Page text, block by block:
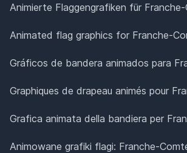
Animierte Flaggengrafiken für
Animated flag graphics for Franche-
Gráficos de bandera animados para
Graphiques de drapeau animés pour
Grafica animata della bandiera per
Animowane grafiki flagi: Franche-